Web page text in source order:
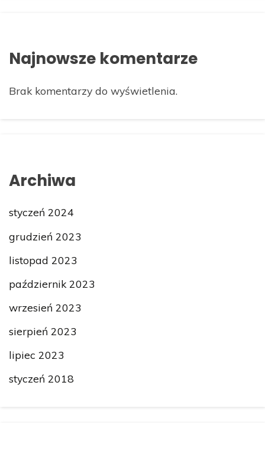
Najnowsze komentarze
Brak komentarzy do wyświetlenia.
Archiwa
styczeń 2024
grudzień 2023
listopad 2023
październik 2023
wrzesień 2023
sierpień 2023
lipiec 2023
styczeń 2018